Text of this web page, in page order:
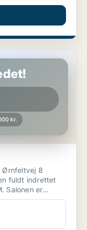
kr.
Ørnfeltvej 8
fuldt indrettet
Salonen er